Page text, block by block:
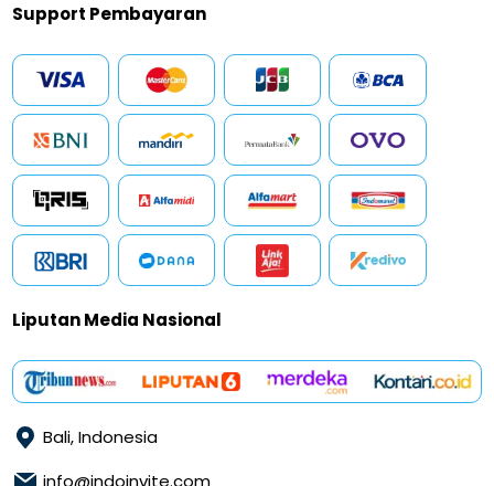
Support Pembayaran
Liputan Media Nasional
Bali, Indonesia
info@indoinvite.com